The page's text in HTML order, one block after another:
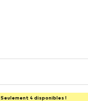
Seulement 4 disponibles !